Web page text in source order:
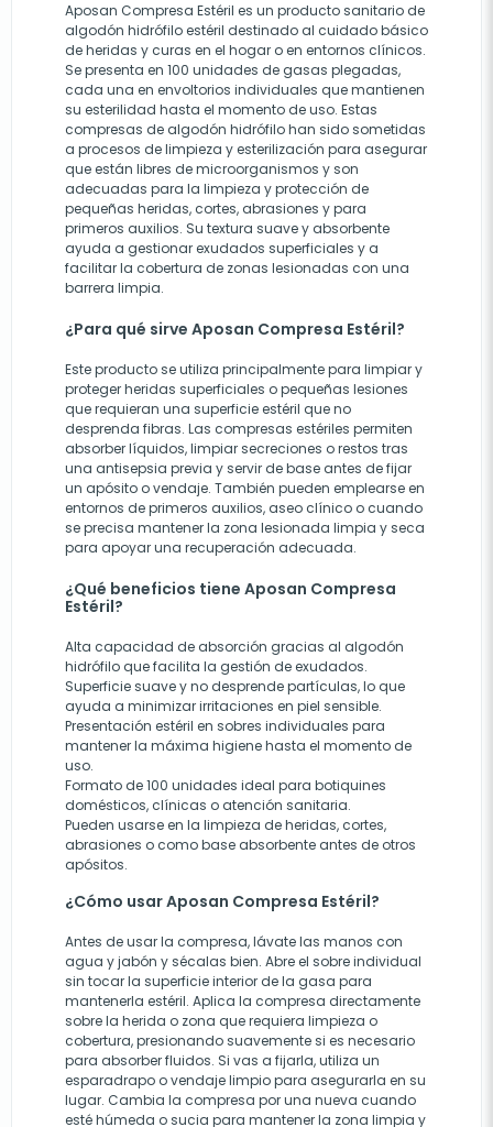
Aposan Compresa Estéril es un producto sanitario de
algodón hidrófilo estéril destinado al cuidado básico
de heridas y curas en el hogar o en entornos clínicos.
Se presenta en 100 unidades de gasas plegadas,
cada una en envoltorios individuales que mantienen
su esterilidad hasta el momento de uso. Estas
compresas de algodón hidrófilo han sido sometidas
a procesos de limpieza y esterilización para asegurar
que están libres de microorganismos y son
adecuadas para la limpieza y protección de
pequeñas heridas, cortes, abrasiones y para
primeros auxilios. Su textura suave y absorbente
ayuda a gestionar exudados superficiales y a
facilitar la cobertura de zonas lesionadas con una
barrera limpia.
¿Para qué sirve Aposan Compresa Estéril?
Este producto se utiliza principalmente para limpiar y
proteger heridas superficiales o pequeñas lesiones
que requieran una superficie estéril que no
desprenda fibras. Las compresas estériles permiten
absorber líquidos, limpiar secreciones o restos tras
una antisepsia previa y servir de base antes de fijar
un apósito o vendaje. También pueden emplearse en
entornos de primeros auxilios, aseo clínico o cuando
se precisa mantener la zona lesionada limpia y seca
para apoyar una recuperación adecuada.
¿Qué beneficios tiene Aposan Compresa
Estéril?
Alta capacidad de absorción gracias al algodón
hidrófilo que facilita la gestión de exudados.
Superficie suave y no desprende partículas, lo que
ayuda a minimizar irritaciones en piel sensible.
Presentación estéril en sobres individuales para
mantener la máxima higiene hasta el momento de
uso.
Formato de 100 unidades ideal para botiquines
domésticos, clínicas o atención sanitaria.
Pueden usarse en la limpieza de heridas, cortes,
abrasiones o como base absorbente antes de otros
apósitos.
¿Cómo usar Aposan Compresa Estéril?
Antes de usar la compresa, lávate las manos con
agua y jabón y sécalas bien. Abre el sobre individual
sin tocar la superficie interior de la gasa para
mantenerla estéril. Aplica la compresa directamente
sobre la herida o zona que requiera limpieza o
cobertura, presionando suavemente si es necesario
para absorber fluidos. Si vas a fijarla, utiliza un
esparadrapo o vendaje limpio para asegurarla en su
lugar. Cambia la compresa por una nueva cuando
esté húmeda o sucia para mantener la zona limpia y